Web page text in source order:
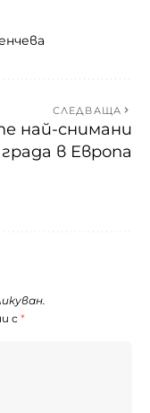
СЛЕДВАЩА
най-снимани
града в Европа
с *